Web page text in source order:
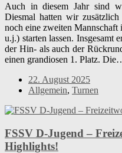
Auch in diesem Jahr sind
Diesmal hatten wir
noch eine zweiten Mannschaft
u.j.) starten lassen. Insgesamt
der Hin- als auch der
einen grandiosen 1. Platz.
22. August 2025
Allgemein, Turnen
FSSV D-Jugend –
Highlights!